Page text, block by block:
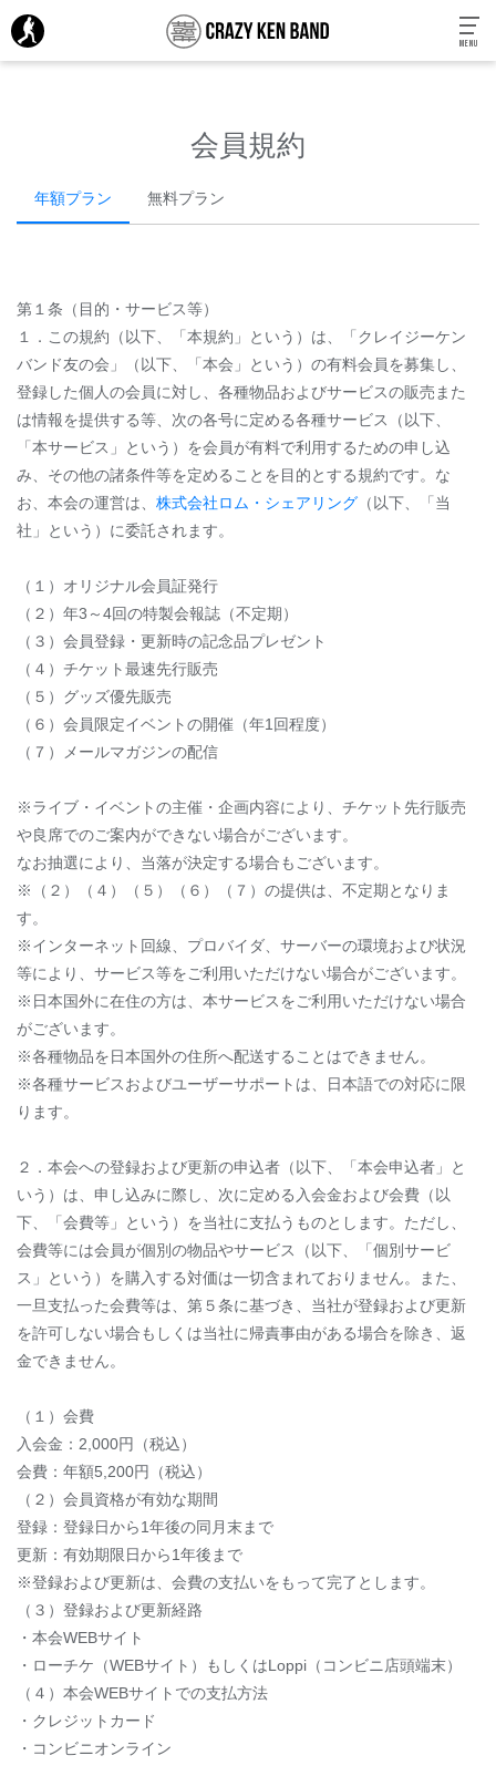
MENU
会員規約
年額プラン 無料プラン
第１条（目的・サービス等）
１．この規約（以下、「本規約」という）は、「クレイジーケン
バンド友の会」（以下、「本会」という）の有料会員を募集し、
登録した個人の会員に対し、各種物品およびサービスの販売また
は情報を提供する等、次の各号に定める各種サービス（以下、
「本サービス」という）を会員が有料で利用するための申し込
み、その他の諸条件等を定めることを目的とする規約です。な
お、本会の運営は、 株式会社ロム・シェアリング （以下、「当
社」という）に委託されます。
（１）オリジナル会員証発行
（２）年3～4回の特製会報誌（不定期）
（３）会員登録・更新時の記念品プレゼント
（４）チケット最速先行販売
（５）グッズ優先販売
（６）会員限定イベントの開催（年1回程度）
（７）メールマガジンの配信
※ライブ・イベントの主催・企画内容により、チケット先行販売
や良席でのご案内ができない場合がございます。
なお抽選により、当落が決定する場合もございます。
※（２）（４）（５）（６）（７）の提供は、不定期となりま
す。
※インターネット回線、プロバイダ、サーバーの環境および状況
等により、サービス等をご利用いただけない場合がございます。
※日本国外に在住の方は、本サービスをご利用いただけない場合
がございます。
※各種物品を日本国外の住所へ配送することはできません。
※各種サービスおよびユーザーサポートは、日本語での対応に限
ります。
２．本会への登録および更新の申込者（以下、「本会申込者」と
いう）は、申し込みに際し、次に定める入会金および会費（以
下、「会費等」という）を当社に支払うものとします。ただし、
会費等には会員が個別の物品やサービス（以下、「個別サービ
ス」という）を購入する対価は一切含まれておりません。また、
一旦支払った会費等は、第５条に基づき、当社が登録および更新
を許可しない場合もしくは当社に帰責事由がある場合を除き、返
金できません。
（１）会費
入会金：2,000円（税込）
会費：年額5,200円（税込）
（２）会員資格が有効な期間
登録：登録日から1年後の同月末まで
更新：有効期限日から1年後まで
※登録および更新は、会費の支払いをもって完了とします。
（３）登録および更新経路
・本会WEBサイト
・ローチケ（WEBサイト）もしくはLoppi（コンビニ店頭端末）
（４）本会WEBサイトでの支払方法
・クレジットカード
・コンビニオンライン